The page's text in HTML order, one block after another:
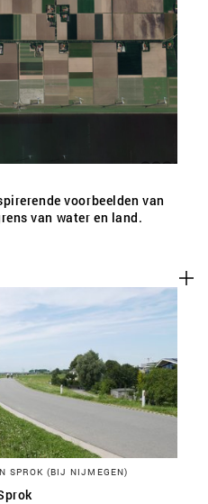
voorbeelden van
van water en land.
SPROK (BIJ NIJMEGEN)